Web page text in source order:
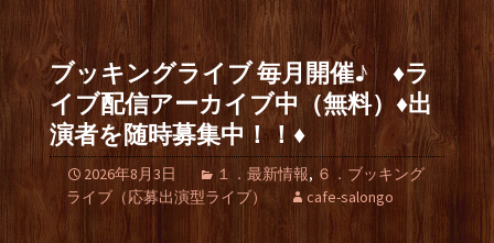
ブッキングライブ 毎月開催♪ ♦ラ
イブ配信アーカイブ中（無料）♦出
演者を随時募集中！！♦
2026年8月3日 １．最新情報, ６．ブッキング
ライブ（応募出演型ライブ）
cafe-salongo